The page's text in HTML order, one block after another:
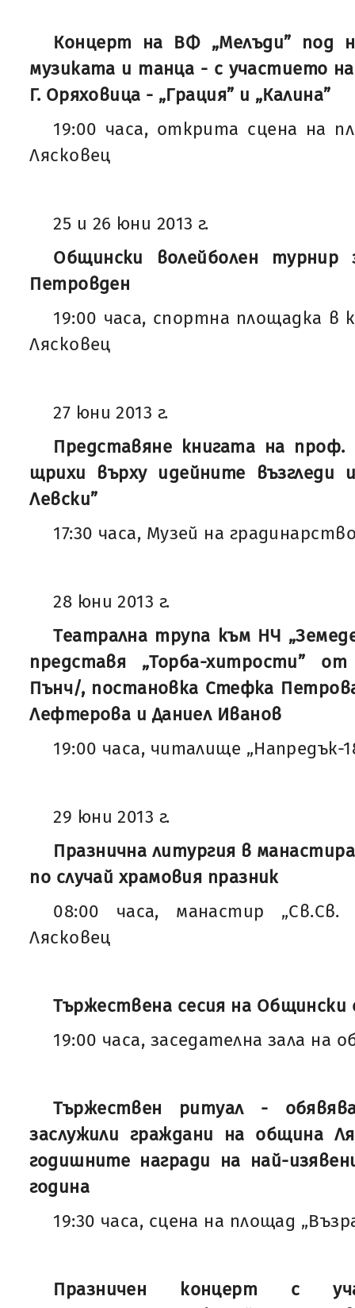
Концерт на ВФ „Мелъди” под
музиката и танца - с участието
Г. Оряховица - „Грация” и „Калина”
19:00 часа, открита сцена на
Лясковец
25 и 26 юни 2013 г.
Общински волейболен турнир
Петровден
19:00 часа, спортна площадка в
Лясковец
27 юни 2013 г.
Представяне книгата на
щрихи върху идейните възгледи
Левски”
17:30 часа, Музей на
28 юни 2013 г.
Театрална трупа към НЧ
представя „Торба-хитрости”
Пънч/, постановка Стефка
Лефтерова и Даниел Иванов
19:00 часа, читалище „Напредък-
29 юни 2013 г.
Празнична литургия в
по случай храмовия празник
08:00 часа, манастир
Лясковец
Тържествена сесия на Общински
19:00 часа, заседателна зала на
Тържествен ритуал -
заслужили граждани на община
годишните награди на най-
година
19:30 часа, сцена на площад
Празничен концерт с